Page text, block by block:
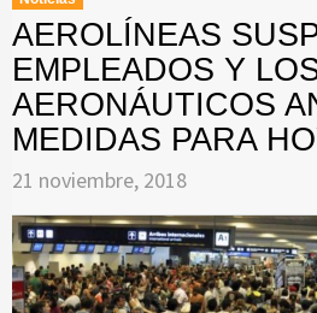
AEROLÍNEAS
EMPLEADOS Y
AERONÁUTICOS
MEDIDAS PARA
21 noviembre, 2018